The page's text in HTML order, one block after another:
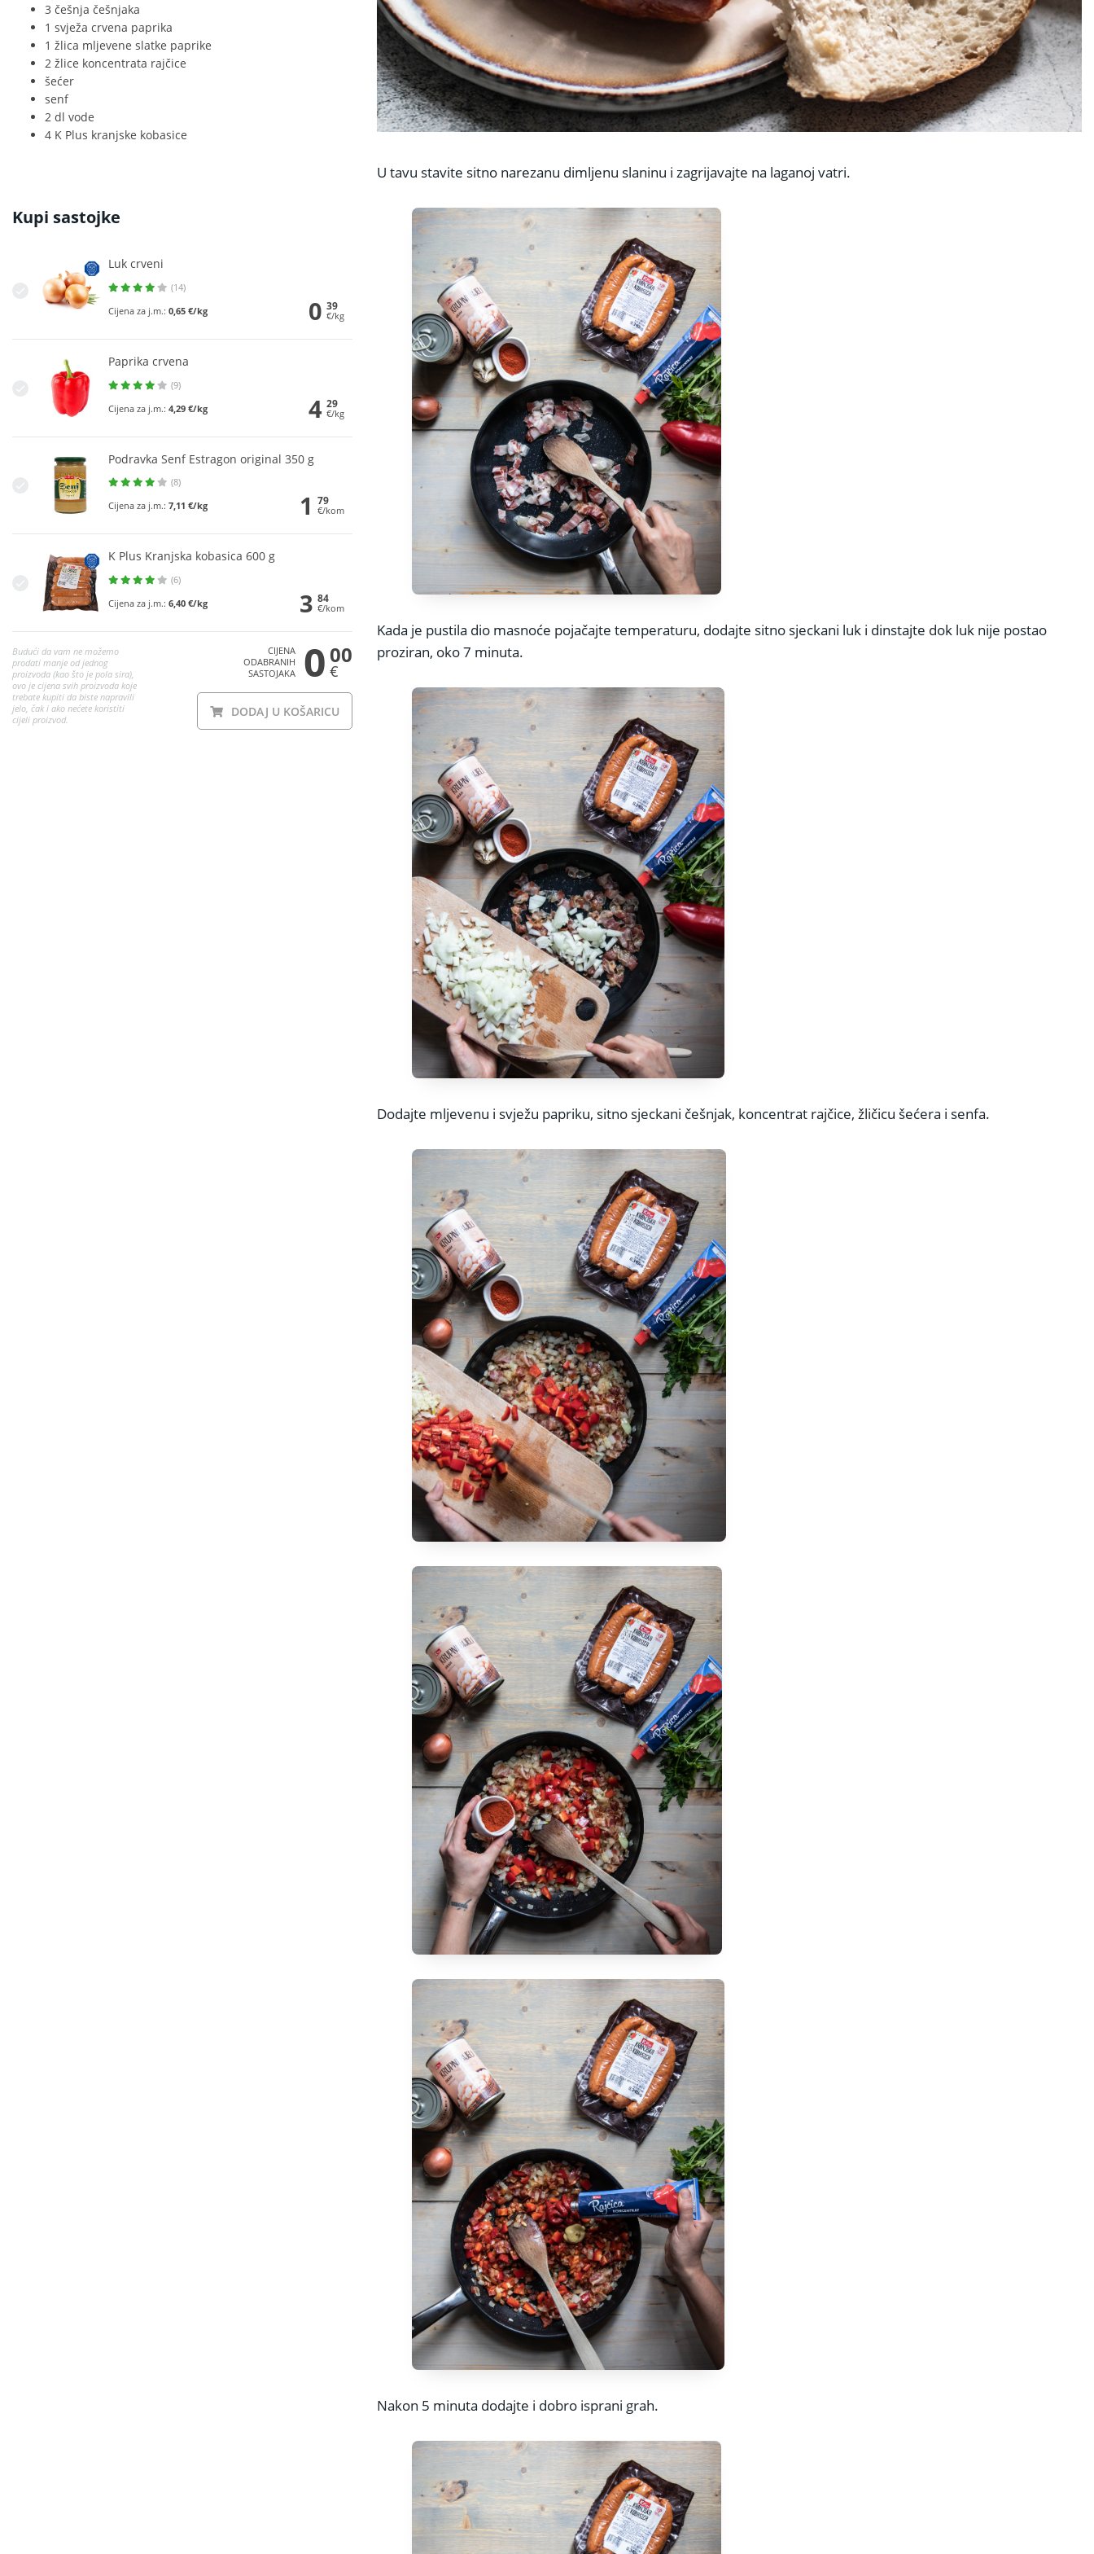
3 češnja češnjaka
1 svježa crvena paprika
1 žlica mljevene slatke paprike
2 žlice koncentrata rajčice
šećer
senf
2 dl vode
4 K Plus kranjske kobasice
Kupi sastojke
Luk crveni
(14)
Cijena za j.m.: 0,65 €/kg 0 39
€/kg
Paprika crvena
(9)
Cijena za j.m.: 4,29 €/kg 4 29
€/kg
Podravka Senf Estragon original 350 g
(8)
Cijena za j.m.: 7,11 €/kg 1 79
€/kom
K Plus Kranjska kobasica 600 g
(6)
Cijena za j.m.: 6,40 €/kg 3 84
€/kom
Budući da vam ne možemo
prodati manje od jednog
proizvoda (kao što je pola sira),
ovo je cijena svih proizvoda koje
trebate kupiti da biste napravili
jelo, čak i ako nećete koristiti
cijeli proizvod.
CIJENA
ODABRANIH
SASTOJAKA
0 00
€
DODAJ U KOŠARICU
U tavu stavite sitno narezanu dimljenu slaninu i zagrijavajte na laganoj vatri.
Kada je pustila dio masnoće pojačajte temperaturu, dodajte sitno sjeckani luk i dinstajte dok luk nije postao
proziran, oko 7 minuta.
Dodajte mljevenu i svježu papriku, sitno sjeckani češnjak, koncentrat rajčice, žličicu šećera i senfa.
Nakon 5 minuta dodajte i dobro isprani grah.